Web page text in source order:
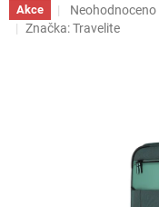
Akce
Průměrné
hodnocení
Neohodnoceno
Značka:Travelite